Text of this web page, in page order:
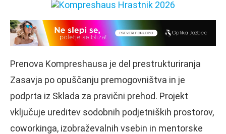
Prenova Kompreshausa je del prestrukturiranja
Zasavja po opuščanju premogovništva in je
podprta iz Sklada za pravični prehod. Projekt
vključuje ureditev sodobnih podjetniških prostorov,
coworkinga, izobraževalnih vsebin in mentorske